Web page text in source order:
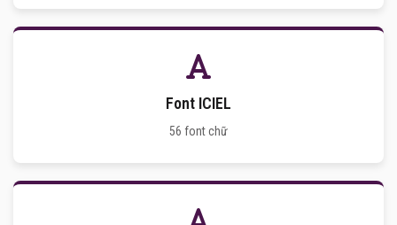
Font ICIEL
56 font chữ